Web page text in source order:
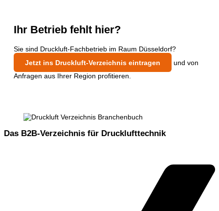
Ihr Betrieb fehlt hier?
Sie sind Druckluft-Fachbetrieb im Raum Düsseldorf?
Jetzt ins Druckluft-Verzeichnis eintragen
und von
Anfragen aus Ihrer Region profitieren.
Das B2B-Verzeichnis für Drucklufttechnik